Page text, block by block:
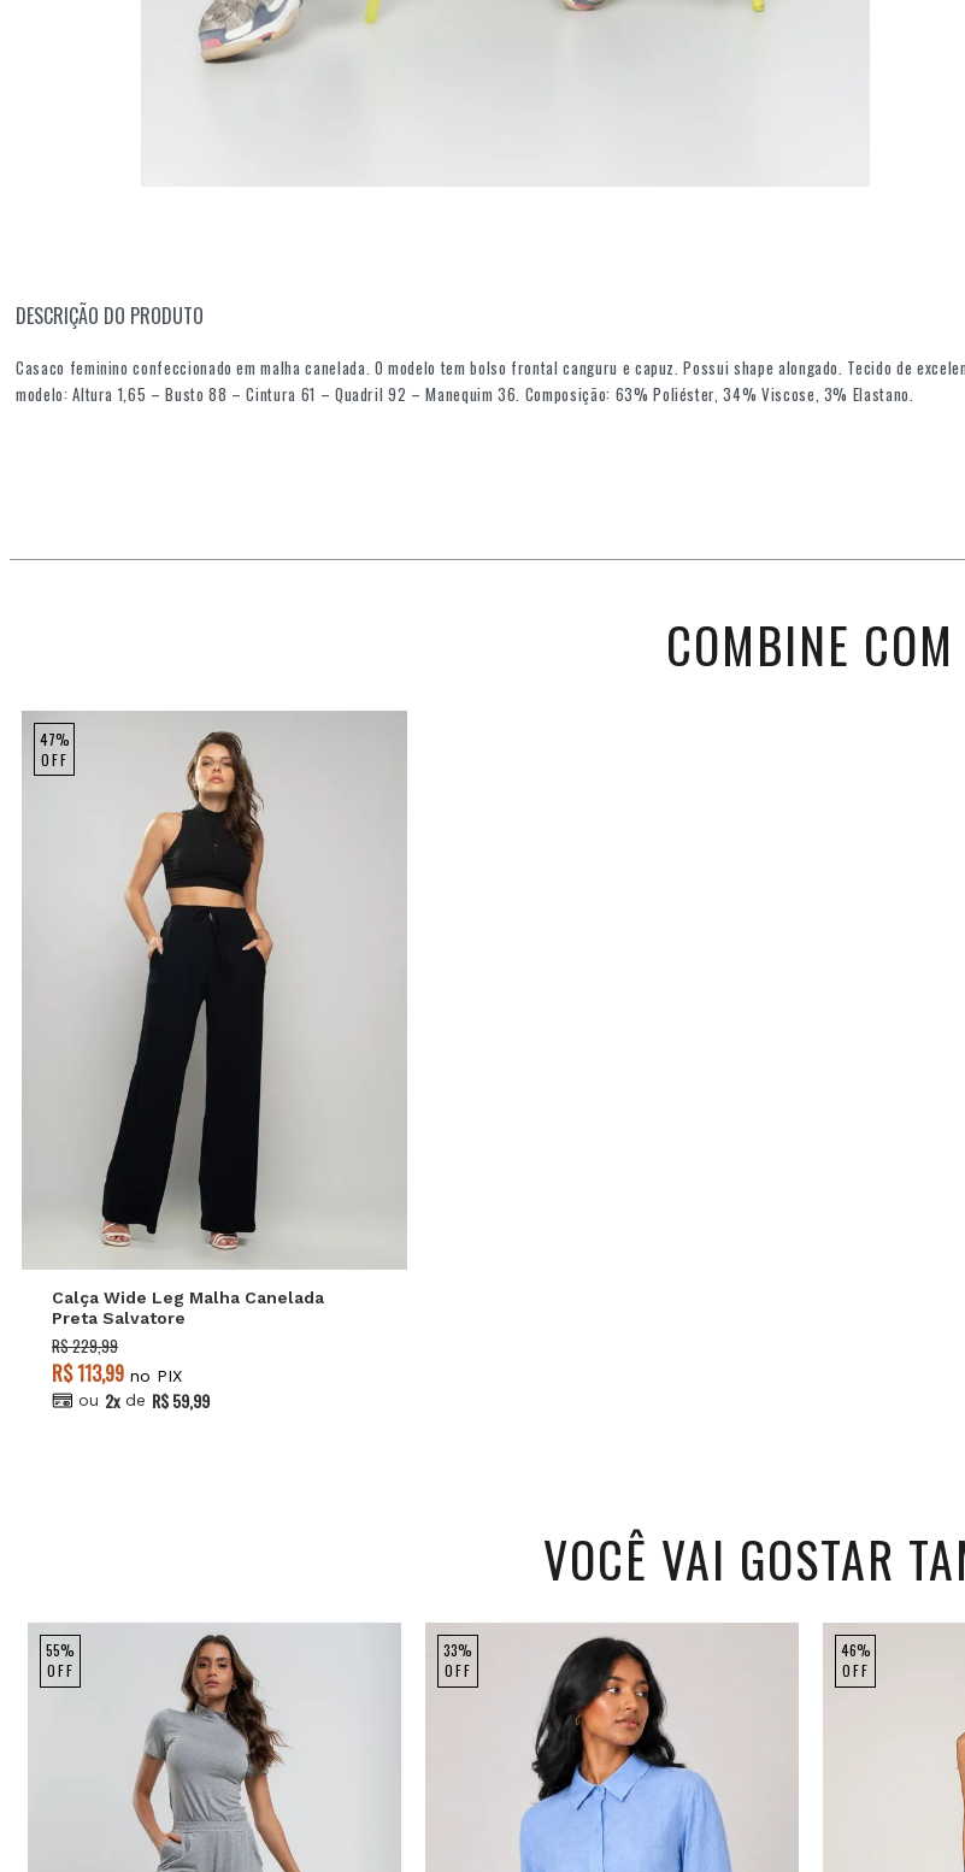
DESCRIÇÃO DO PRODUTO
Casaco feminino confeccionado em malha canelada. O modelo tem bolso frontal canguru e capuz. Possui shape alongado. Tecido de
modelo: Altura 1,65 – Busto 88 – Cintura 61 – Quadril 92 – Manequim 36. Composição: 63% Poliéster, 34% Viscose, 3% Elastano.
COMBINE COM
47%
OFF
Calça Wide Leg Malha Canelada
Preta Salvatore
R$ 229,99
R$ 113,99 no PIX
ou 2x de R$ 59,99
VOCÊ VAI GOSTAR
55%
OFF
33%
OFF
46%
OFF